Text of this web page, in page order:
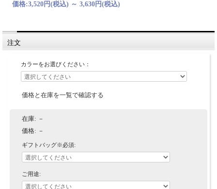
価格:3,520円(税込) ～ 3,630円(税込)
注文
カラーをお選びください：
価格と在庫を一覧で確認する
在庫: －
価格: －
ギフトバッグ※必須:
ご用途: